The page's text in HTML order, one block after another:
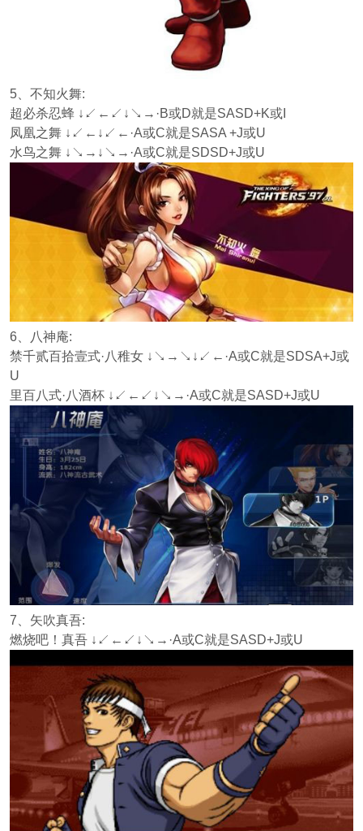
5、不知火舞:
超必杀忍蜂 ↓↙←↙↓↘→·B或D就是SASD+K或I
凤凰之舞 ↓↙←↓↙←·A或C就是SASA +J或U
水鸟之舞 ↓↘→↓↘→·A或C就是SDSD+J或U
6、八神庵:
禁千贰百拾壹式·八稚女 ↓↘→↘↓↙←·A或C就是SDSA+J或
U
里百八式·八酒杯 ↓↙←↙↓↘→·A或C就是SASD+J或U
7、矢吹真吾:
燃烧吧！真吾 ↓↙←↙↓↘→·A或C就是SASD+J或U